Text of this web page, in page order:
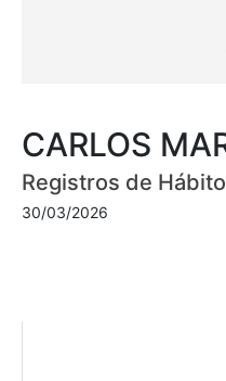
CARLOS
Registros de
30/03/2026